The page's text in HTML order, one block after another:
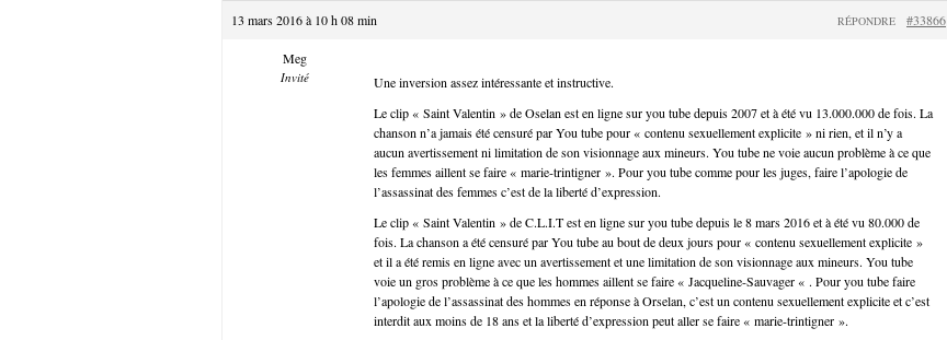
13 mars 2016 à 10 h 08 min #33866
RÉPONDRE
Meg
Invité
Une inversion assez intéressante et instructive.
Le clip « Saint Valentin » de Oselan est en ligne sur you tube depuis 2007 et à été vu 13.000.000 de fois. La
chanson n’a jamais été censuré par You tube pour « contenu sexuellement explicite » ni rien, et il n’y a
aucun avertissement ni limitation de son visionnage aux mineurs. You tube ne voie aucun problème à ce que
les femmes aillent se faire « marie-trintigner ». Pour you tube comme pour les juges, faire l’apologie de
l’assassinat des femmes c’est de la liberté d’expression.
Le clip « Saint Valentin » de C.L.I.T est en ligne sur you tube depuis le 8 mars 2016 et à été vu 80.000 de
fois. La chanson a été censuré par You tube au bout de deux jours pour « contenu sexuellement explicite »
et il a été remis en ligne avec un avertissement et une limitation de son visionnage aux mineurs. You tube
voie un gros problème à ce que les hommes aillent se faire « Jacqueline-Sauvager « . Pour you tube faire
l’apologie de l’assassinat des hommes en réponse à Orselan, c’est un contenu sexuellement explicite et c’est
interdit aux moins de 18 ans et la liberté d’expression peut aller se faire « marie-trintigner ».